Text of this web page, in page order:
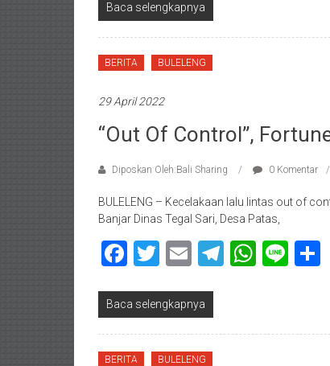
Baca selengkapnya
BERITA BULELENG
29 April 2022
“Out Of Control”,
Diposkan Oleh:Bali Sharing 0 Komentar
BULELENG – Kecelakaan lalu lintas out of
Banjar Dinas Tegal Sari, Desa Patas,
Facebook
Twitter
EmailTelegram
Line
Baca selengkapnya
BERITA BULELENG